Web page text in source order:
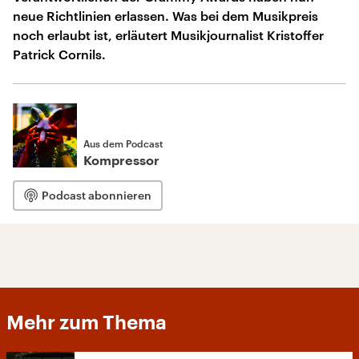
neue Richtlinien erlassen. Was bei dem Musikpreis
noch erlaubt ist, erläutert Musikjournalist Kristoffer
Patrick Cornils.
Aus dem Podcast
Kompressor
Podcast abonnieren
Mehr zum Thema